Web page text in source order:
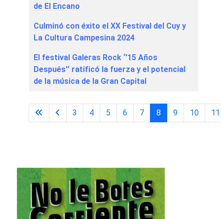
de El Encano
Culminó con éxito el XX Festival del Cuy y
La Cultura Campesina 2024
El festival Galeras Rock ‘'15 Años
Después'’ ratificó la fuerza y el potencial
de la música de la Gran Capital
Página 8 de 43
3 4 5 6 7 8 9 10 11